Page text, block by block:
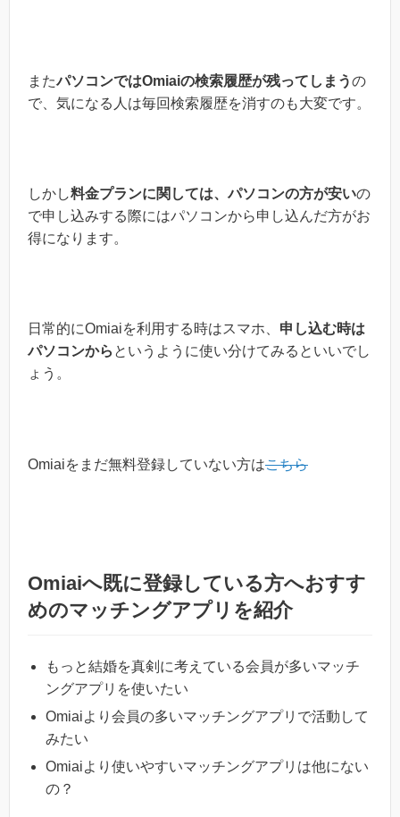
またパソコンではOmiaiの検索履歴が残ってしまうの
で、気になる人は毎回検索履歴を消すのも大変です。
しかし料金プランに関しては、パソコンの方が安いの
で申し込みする際にはパソコンから申し込んだ方がお
得になります。
日常的にOmiaiを利用する時はスマホ、 申し込む時は
パソコンから というように使い分けてみるといいでし
ょう。
Omiaiをまだ無料登録していない方はこちら
Omiaiへ既に登録している方へおすす
めのマッチングアプリを紹介
もっと結婚を真剣に考えている会員が多いマッチ
ングアプリを使いたい
Omiaiより会員の多いマッチングアプリで活動して
みたい
Omiaiより使いやすいマッチングアプリは他にない
の？